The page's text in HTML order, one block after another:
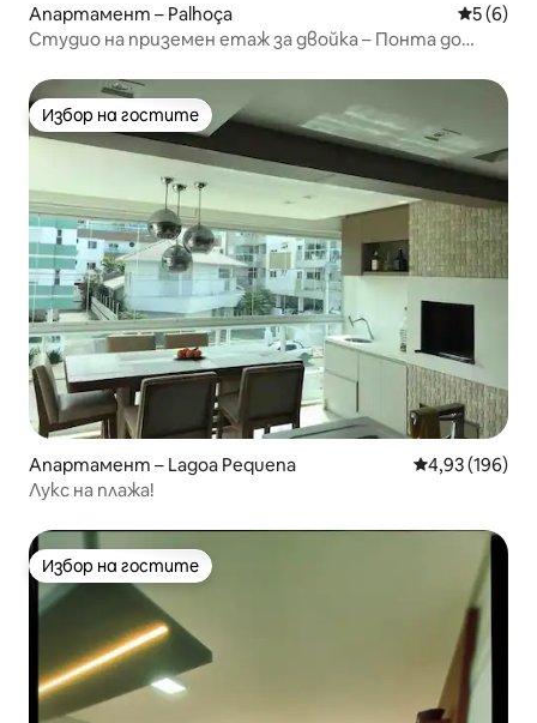
Апартамент – Palhoça Средна
5 (6)
Студио на приземен етаж за двойка – Понта до
Избор на гостите
Избор на гостите
Апартамент – Lagoa Pequena Средна
4,93 (196)
Лукс на плажа!
Избор на гостите
Избор на гостите